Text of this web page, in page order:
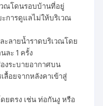
ณโดนรอบบ้านที่อยู่
การดูแลไม่ให้บริเวณ
ะลายน้ำราดบริเวณโดย
ละ 1 ครั้ง
งระบายอากาศบน
ลื้อยจากหลังคาเข้าสู่
ตรง เช่น ท่อกันงู หรือ